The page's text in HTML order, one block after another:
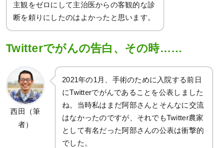
主観をゼロにして主治医からの客観的な診
断を頼りにしたのはよかったと思います。
Twitterでがんの告白、その時……
西田（筆
者）
2021年の1月、手術のために入院する前日
にTwitterでがんであることを公表しました
ね。当時私はまだ阿部さんとそんなに交流
はなかったのですが、それでもTwitter農家
として有名だった阿部さんの公表は衝撃的
でした。